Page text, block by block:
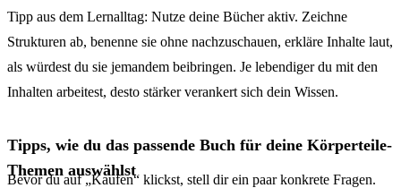
Tipp aus dem Lernalltag: Nutze deine Bücher aktiv. Zeichne
Strukturen ab, benenne sie ohne nachzuschauen, erkläre Inhalte laut,
als würdest du sie jemandem beibringen. Je lebendiger du mit den
Inhalten arbeitest, desto stärker verankert sich dein Wissen.
Tipps, wie du das passende Buch für deine Körperteile-
Themen auswählst
Bevor du auf „Kaufen“ klickst, stell dir ein paar konkrete Fragen.